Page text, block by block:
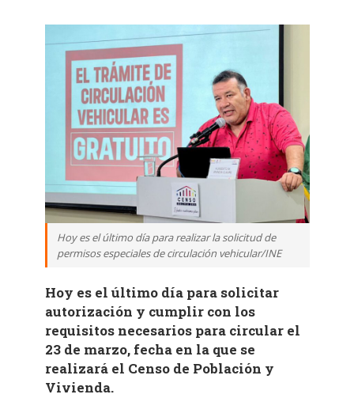
Hoy es el último día para realizar la solicitud de
permisos especiales de circulación vehicular/INE
Hoy es el último día para solicitar
autorización y cumplir con los
requisitos necesarios para circular el
23 de marzo, fecha en la que se
realizará el Censo de Población y
Vivienda.